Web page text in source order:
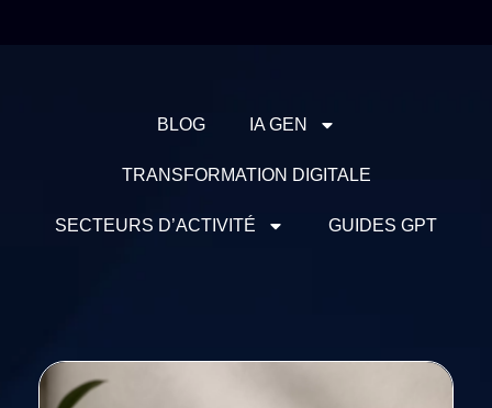
BLOG IA GEN
TRANSFORMATION DIGITALE
SECTEURS D’ACTIVITÉ GUIDES GPT